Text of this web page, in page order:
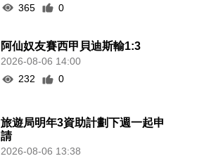
365
0
阿仙奴友賽西甲貝迪斯輸1:3
2026-08-06 14:00
232
0
旅遊局明年3資助計劃下週一起申
請
2026-08-06 13:38